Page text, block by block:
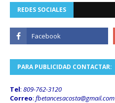
REDES SOCIALES
PARA PUBLICIDAD CONTACTAR:
Tel: 809-762-3120
Correo: fbetancesacosta@gmail.com